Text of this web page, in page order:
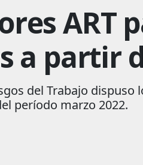
ART
a partir
del Trabajo
período marzo 2022.